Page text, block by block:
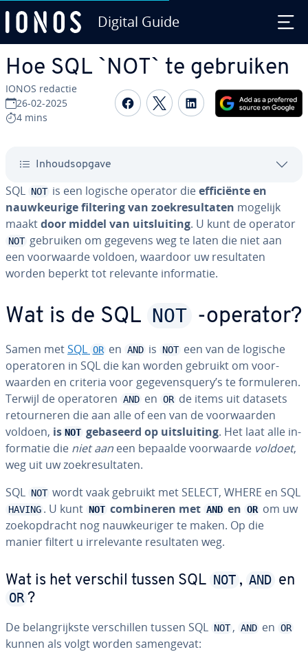
Digital Guide
Hoe SQL `NOT` te gebruiken
IONOS redactie
26-02-2025
4 mins
Delen op Facebook
Delen op Twitter
Delen op
In­houds­op­ga­ve
SQL NOT is een logische operator dieef­fi­ci­ën­te en
nauw­keu­ri­ge filtering van zoek­re­sul­ta­ten mogelijk
maaktdoor middel van uit­slui­ting. U kunt de operator
NOT gebruiken om gegevens weg te laten die niet aan
een voor­waar­de voldoen, waardoor uw re­sul­ta­ten
worden beperkt tot relevante in­for­ma­tie.
Wat is de SQL NOT -operator?
Samen metSQL OR en AND is NOT een van de logische
ope­ra­to­ren in SQL die kan worden gebruikt om voor­
waar­den en criteria voor ge­ge­vens­query’s te for­mu­le­ren.
Terwijl de ope­ra­to­ren AND en OR de items uit datasets
re­tour­ne­ren die aan alle of een van de voor­waar­den
voldoen, is NOT gebaseerd op uit­slui­ting. Het laat alle in­
for­ma­tie die niet aan een bepaalde voor­waar­de voldoet,
weg uit uw zoek­re­sul­ta­ten.
SQL NOT wordt vaak gebruikt met SELECT, WHERE en SQL
HAVING . U kunt NOT com­bi­ne­ren met AND en OR om uw
zoek­op­dracht nog nauw­keu­ri­ger te maken. Op die
manier filtert u ir­re­le­van­te re­sul­ta­ten weg.
Wat is het verschil tussen SQL NOT , AND en
OR ?
De be­lang­rijk­ste ver­schil­len tussen SQL NOT , AND en OR
kunnen als volgt worden sa­men­ge­vat: